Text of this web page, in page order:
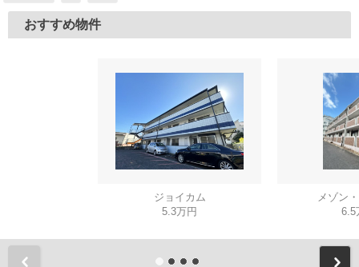
おすすめ物件
ジョイカム
5.3万円
メゾン
6.5